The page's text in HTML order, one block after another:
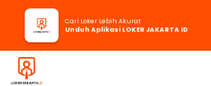
Cari Loker Lebih Akurat
Unduh Aplikasi LOKER JAKARTA ID